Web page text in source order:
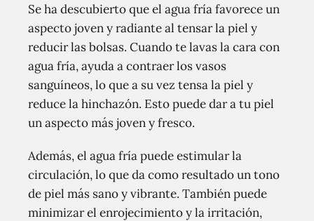
Se ha descubierto que el agua fría favorece un
aspecto joven y radiante al tensar la piel y
reducir las bolsas. Cuando te lavas la cara con
agua fría, ayuda a contraer los vasos
sanguíneos, lo que a su vez tensa la piel y
reduce la hinchazón. Esto puede dar a tu piel
un aspecto más joven y fresco.
Además, el agua fría puede estimular la
circulación, lo que da como resultado un tono
de piel más sano y vibrante. También puede
minimizar el enrojecimiento y la irritación,